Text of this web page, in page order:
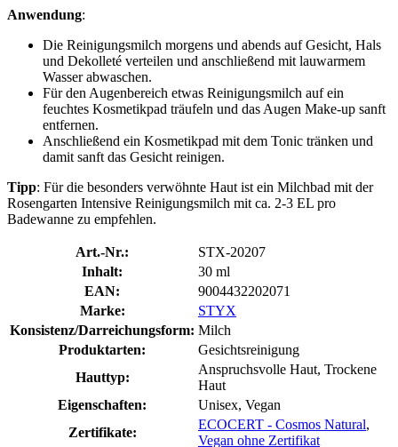
Anwendung:
Die Reinigungsmilch morgens und abends auf Gesicht, Hals
und Dekolleté verteilen und anschließend mit lauwarmem
Wasser abwaschen.
Für den Augenbereich etwas Reinigungsmilch auf ein
feuchtes Kosmetikpad träufeln und das Augen Make-up sanft
entfernen.
Anschließend ein Kosmetikpad mit dem Tonic tränken und
damit sanft das Gesicht reinigen.
Tipp: Für die besonders verwöhnte Haut ist ein Milchbad mit der
Rosengarten Intensive Reinigungsmilch mit ca. 2-3 EL pro
Badewanne zu empfehlen.
Art.-Nr.:
STX-20207
Inhalt:
30 ml
EAN:
9004432202071
Marke:
STYX
Konsistenz/Darreichungsform: Milch
Produktarten:
Gesichtsreinigung
Hauttyp:
Anspruchsvolle Haut, Trockene
Haut
Eigenschaften:
Unisex, Vegan
Zertifikate:
ECOCERT - Cosmos Natural,
Vegan ohne Zertifikat